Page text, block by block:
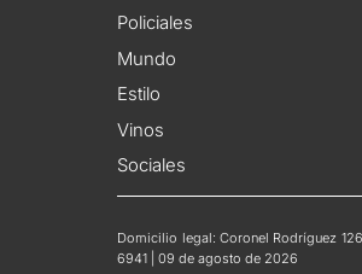
Policiales
Mundo
Estilo
Vinos
Sociales
Domicilio legal: Coronel Rodríguez
6941 | 09 de agosto de 2026